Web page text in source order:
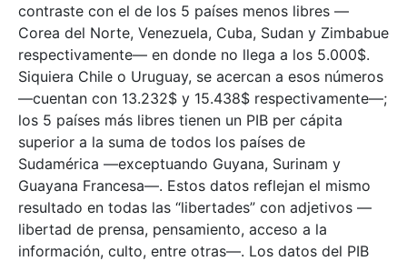
contraste con el de los 5 países menos libres —
Corea del Norte, Venezuela, Cuba, Sudan y Zimbabue
respectivamente— en donde no llega a los 5.000$.
Siquiera Chile o Uruguay, se acercan a esos números
—cuentan con 13.232$ y 15.438$ respectivamente—;
los 5 países más libres tienen un PIB per cápita
superior a la suma de todos los países de
Sudamérica —exceptuando Guyana, Surinam y
Guayana Francesa—. Estos datos reflejan el mismo
resultado en todas las “libertades” con adjetivos —
libertad de prensa, pensamiento, acceso a la
información, culto, entre otras—. Los datos del PIB